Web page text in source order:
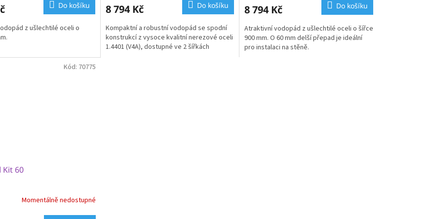
Do košíku
z ušlechtilé oceli o
8 794 Kč Do košíku
Kompaktní a robustní vodopád se spodní
konstrukcí z vysoce kvalitní nerezové oceli
1.4401 (V4A), dostupné ve 2 šířkách
8 794 Kč Do košíku
Atraktivní vodopád z ušlechtilé oceli o šířce
900 mm. O 60 mm delší přepad je ideální
pro instalaci na stěně.
Kit 60
Momentálně nedostupné
Kód: 70775